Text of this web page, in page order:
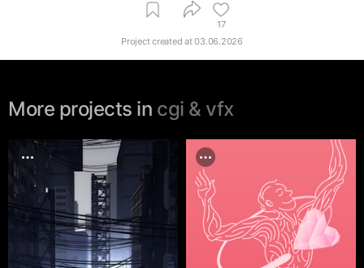
17
Project created at03.06.2026
More projects in cgi & vfx